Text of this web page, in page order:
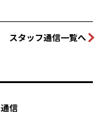
スタッフ通信一覧へ
信